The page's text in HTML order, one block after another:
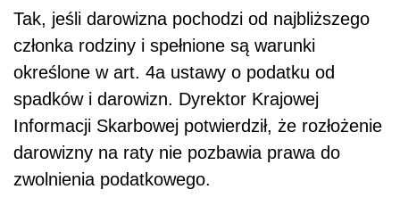
Tak, jeśli darowizna pochodzi od najbliższego
członka rodziny i spełnione są warunki
określone w art. 4a ustawy o podatku od
spadków i darowizn. Dyrektor Krajowej
Informacji Skarbowej potwierdził, że rozłożenie
darowizny na raty nie pozbawia prawa do
zwolnienia podatkowego.